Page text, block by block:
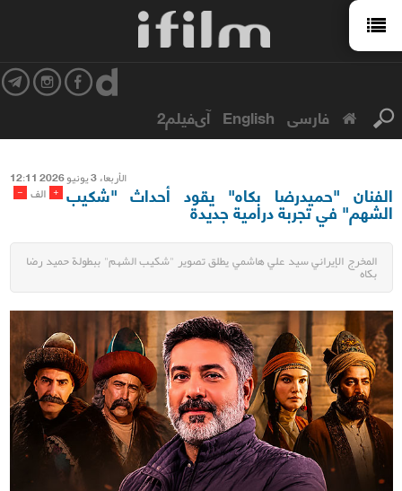
فارسی English آی‌فیلم2
الأربعاء 3 یونیو 2026 12:11
- الف + الفنان "حميدرضا بكاه" يقود أحداث "شكيب
الشهم" في تجربة درامية جديدة
المخرج الإيراني سيد علي هاشمي يطلق تصوير "شكيب الشهم" ببطولة حميد رضا
بكاه